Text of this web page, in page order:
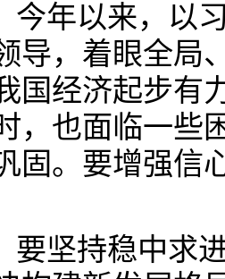
今年以来，以
导，着眼全局
国经济起步有
，也面临一些
固。要增强信
要坚持稳中求